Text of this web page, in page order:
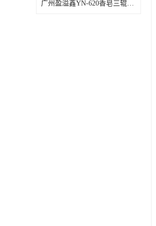
广州盈溢鑫YN-620香皂三辊研磨机